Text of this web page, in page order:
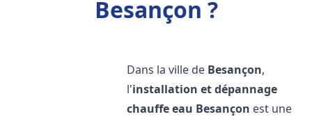
Besançon ?
Dans la ville de Besançon,
l'installation et dépannage
chauffe eau Besançon est une